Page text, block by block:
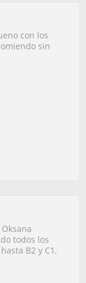
con los
sin
todos los
B2 y C1,